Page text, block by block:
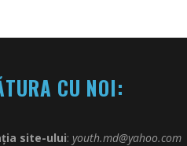
CU NOI:
site-ului: youth.md@yahoo.com